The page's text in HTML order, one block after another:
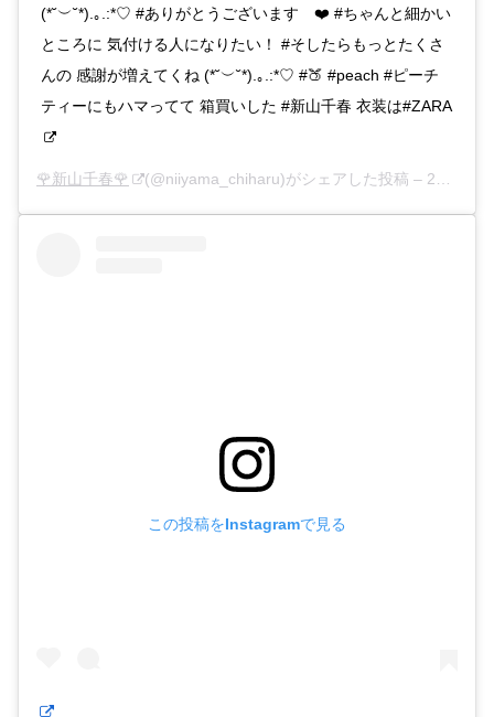
(*˘︶˘*).｡.:*♡ #ありがとうございます ❤️ #ちゃんと細かい
ところに 気付ける人になりたい！ #そしたらもっとたくさ
んの 感謝が増えてくね (*˘︶˘*).｡.:*♡ #🍑 #peach #ピーチ
ティーにもハマってて 箱買いした #新山千春 衣装は#ZARA
🌹新山千春🌹 (@niiyama_chiharu)がシェアした投稿 – 2020年 7月月16日午後5時51分PDT
この投稿をInstagramで見る